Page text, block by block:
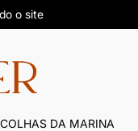
DA MARINA
o site